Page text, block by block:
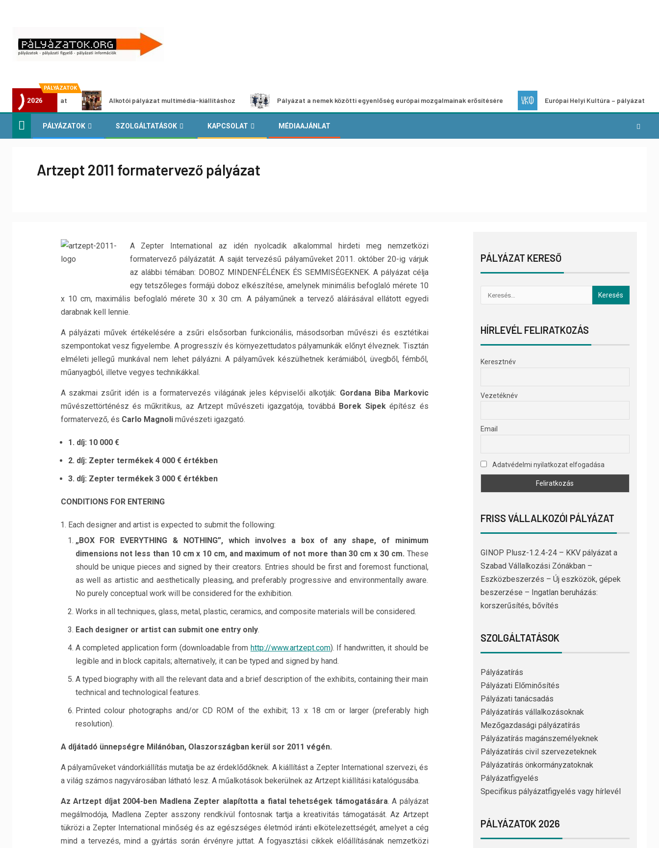
PÁLYÁZATOK
2026 Alkotói pályázat multimédia-kiállításhoz Pályázat a nemek közötti egyenlőség európai mozgalmainak erősítésére Európai Helyi Kultúra – pályázat helyi
PÁLYÁZATOK SZOLGÁLTATÁSOK KAPCSOLAT MÉDIAAJÁNLAT
Artzept 2011 formatervező pályázat
A Zepter International az idén nyolcadik alkalommal hirdeti meg nemzetközi
formatervező pályázatát. A saját tervezésű pályaműveket 2011. október 20-ig várjuk
az alábbi témában: DOBOZ MINDENFÉLÉNEK ÉS SEMMISÉGEKNEK. A pályázat célja
egy tetszőleges formájú doboz elkészítése, amelynek minimális befoglaló mérete 10
x 10 cm, maximális befoglaló mérete 30 x 30 cm. A pályaműnek a tervező aláírásával ellátott egyedi
darabnak kell lennie.
A pályázati művek értékelésére a zsűri elsősorban funkcionális, másodsorban művészi és esztétikai
szempontokat vesz figyelembe. A progresszív és környezettudatos pályamunkák előnyt élveznek. Tisztán
elméleti jellegű munkával nem lehet pályázni. A pályaművek készülhetnek kerámiából, üvegből, fémből,
műanyagból, illetve vegyes technikákkal.
A szakmai zsűrit idén is a formatervezés világának jeles képviselői alkotják: Gordana Biba Markovic
művészettörténész és műkritikus, az Artzept művészeti igazgatója, továbbá Borek Sipeképítész és
formatervező, és Carlo Magnoliművészeti igazgató.
1. díj: 10 000 €
2. díj: Zepter termékek 4 000 € értékben
3. díj: Zepter termékek 3 000 € értékben
CONDITIONS FOR ENTERING
Each designer and artist is expected to submit the following:
„BOX FOR EVERYTHING & NOTHING”, which involves a box of any shape, of minimum
dimensions not less than 10 cm x 10 cm, and maximum of not more than 30 cm x 30 cm. These
should be unique pieces and signed by their creators. Entries should be first and foremost functional,
as well as artistic and aesthetically pleasing, and preferably progressive and environmentally aware.
No purely conceptual work will be considered for the exhibition.
Works in all techniques, glass, metal, plastic, ceramics, and composite materials will be considered.
Each designer or artist can submit one entry only.
A completed application form (downloadable from http://www.artzept.com). If handwritten, it should be
legible and in block capitals; alternatively, it can be typed and signed by hand.
A typed biography with all the relevant data and a brief description of the exhibits, containing their main
technical and technological features.
Printed colour photographs and/or CD ROM of the exhibit; 13 x 18 cm or larger (preferably high
resolution).
A díjátadó ünnepségre Milánóban, Olaszországban kerül sor 2011 végén.
A pályaműveket vándorkiállítás mutatja be az érdeklődőknek. A kiállítást a Zepter International szervezi, és
a világ számos nagyvárosában látható lesz. A műalkotások bekerülnek az Artzept kiállítási katalógusába.
Az Artzept díjat 2004-ben Madlena Zepter alapította a fiatal tehetségek támogatására. A pályázat
megálmodója, Madlena Zepter asszony rendkívül fontosnak tartja a kreativitás támogatását. Az Artzept
tükrözi a Zepter International minőség és az egészséges életmód iránti elkötelezettségét, amelyet a cég
mind a tervezés, mind a gyártás során érvényre juttat. A fogyasztási cikkek előállításának nemzetközi
PÁLYÁZAT KERESŐ
HÍRLEVÉL FELIRATKOZÁS
Keresztnév
Vezetéknév
Email
Adatvédelmi nyilatkozat elfogadása
FRISS VÁLLALKOZÓI PÁLYÁZAT
GINOP Plusz-1.2.4-24 – KKV pályázat a
Szabad Vállalkozási Zónákban –
Eszközbeszerzés – Új eszközök, gépek
beszerzése – Ingatlan beruházás:
korszerűsítés, bővítés
SZOLGÁLTATÁSOK
Pályázatírás
Pályázati Előminősítés
Pályázati tanácsadás
Pályázatírás vállalkozásoknak
Mezőgazdasági pályázatírás
Pályázatírás magánszemélyeknek
Pályázatírás civil szervezeteknek
Pályázatírás önkormányzatoknak
Pályázatfigyelés
Specifikus pályázatfigyelés vagy hírlevél
PÁLYÁZATOK 2026